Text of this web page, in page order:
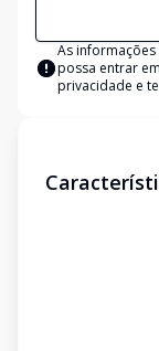
As
possa entrar
privacidade e